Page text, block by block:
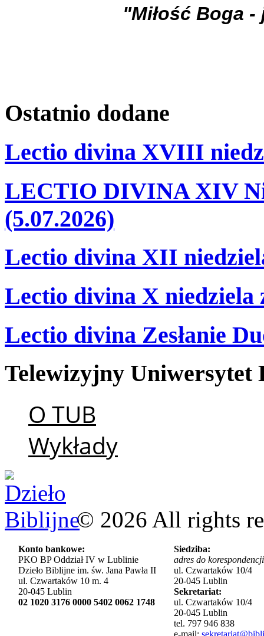
"Miłość Boga
Ostatnio dodane
Lectio divina XVIII
LECTIO DIVINA XIV
(5.07.2026)
Lectio divina XII
Lectio divina X niedziela
Lectio divina Zesłanie
Telewizyjny Uniwersytet
O TUB
Wykłady
© 2026 All rights
Konto bankowe:
PKO BP Oddział IV w Lublinie
Dzieło Biblijne im. św. Jana Pawła II
ul. Czwartaków 10 m. 4
20-045 Lublin
02 1020 3176 0000 5402 0062 1748
Siedziba:
adres do
ul. Czwartaków 10/4
20-045 Lublin
Sekretariat:
ul. Czwartaków 10/4
20-045 Lublin
tel. 797 946 838